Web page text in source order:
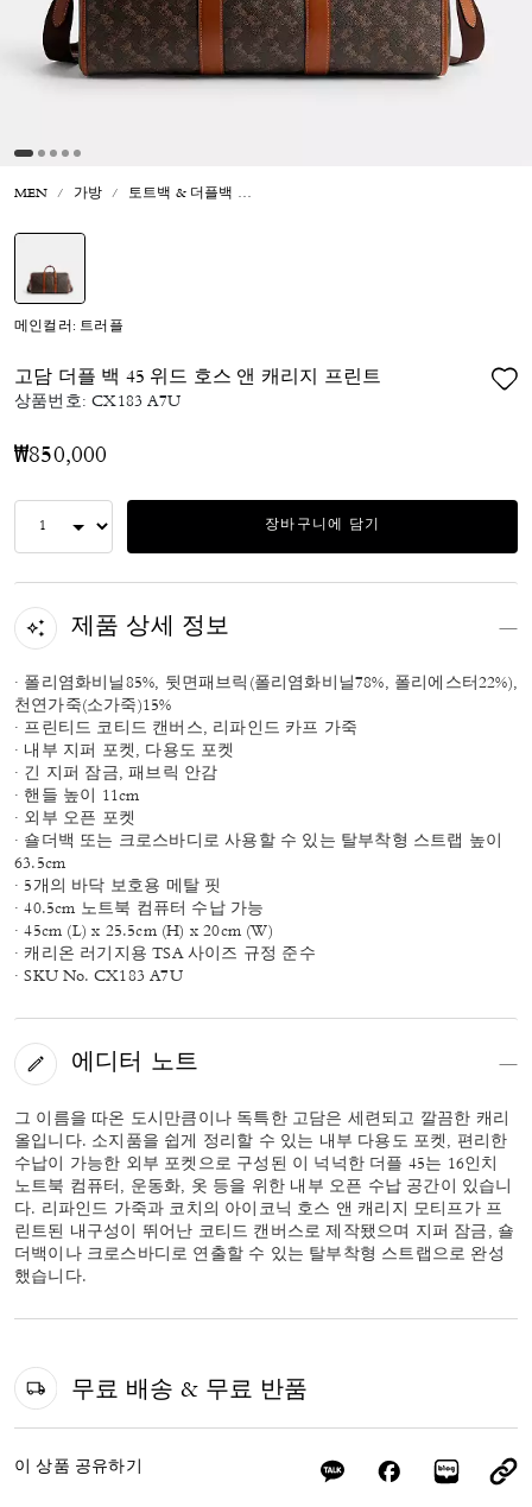
MEN 가방 토트백 & 더플백
메인컬러: 트러플
고담 더플 백 45 위드 호스 앤 캐리지 프린트
상품번호:CX183 A7U
₩850,000
장바구니에 담기
제품 상세 정보
· 폴리염화비닐85%, 뒷면패브릭(폴리염화비닐78%, 폴리에스터22%),
천연가죽(소가죽)15%
· 프린티드 코티드 캔버스, 리파인드 카프 가죽
· 내부 지퍼 포켓, 다용도 포켓
· 긴 지퍼 잠금, 패브릭 안감
· 핸들 높이 11cm
· 외부 오픈 포켓
· 숄더백 또는 크로스바디로 사용할 수 있는 탈부착형 스트랩 높이
63.5cm
· 5개의 바닥 보호용 메탈 핏
· 40.5cm 노트북 컴퓨터 수납 가능
· 45cm (L) x 25.5cm (H) x 20cm (W)
· 캐리온 러기지용 TSA 사이즈 규정 준수
· SKU No. CX183 A7U
에디터 노트
그 이름을 따온 도시만큼이나 독특한 고담은 세련되고 깔끔한 캐리
올입니다. 소지품을 쉽게 정리할 수 있는 내부 다용도 포켓, 편리한
수납이 가능한 외부 포켓으로 구성된 이 넉넉한 더플 45는 16인치
노트북 컴퓨터, 운동화, 옷 등을 위한 내부 오픈 수납 공간이 있습니
다. 리파인드 가죽과 코치의 아이코닉 호스 앤 캐리지 모티프가 프
린트된 내구성이 뛰어난 코티드 캔버스로 제작됐으며 지퍼 잠금, 숄
더백이나 크로스바디로 연출할 수 있는 탈부착형 스트랩으로 완성
했습니다.
무료 배송 & 무료 반품
이 상품 공유하기